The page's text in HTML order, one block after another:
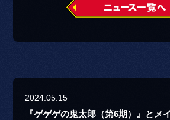
2024.05.15
『ゲゲゲの鬼太郎（第6期）』とメ